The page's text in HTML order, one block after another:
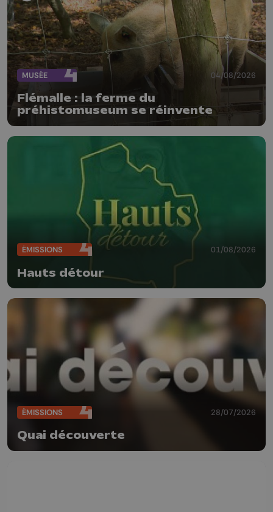
MUSÉE 04/08/2026
Flémalle : la ferme du
préhistomuseum se réinvente
ÉMISSIONS 01/08/2026
Hauts détour
ÉMISSIONS 28/07/2026
Quai découverte